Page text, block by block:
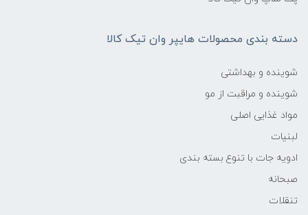
دسته بندی محصولات هایپر وان تیک کالا
شوینده و بهداشتی
شوینده و مراقبت از مو
مواد غذایی اصلی
لبنیات
ادویه جات با تنوع بسته بندی
صبحانه
تنقلات